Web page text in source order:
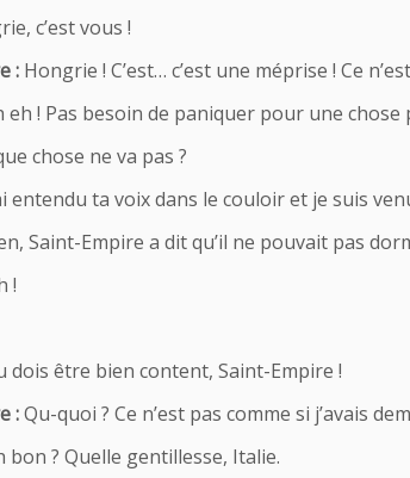
c’est vous !
: Hongrie ! C’est… c’est une méprise ! Ce
eh ! Pas besoin de paniquer pour une chose
chose ne va pas ?
entendu ta voix dans le couloir et je suis
Saint-Empire a dit qu’il ne pouvait pas
!
dois être bien content, Saint-Empire !
:Qu-quoi ? Ce n’est pas comme si j’avais
bon ? Quelle gentillesse, Italie.